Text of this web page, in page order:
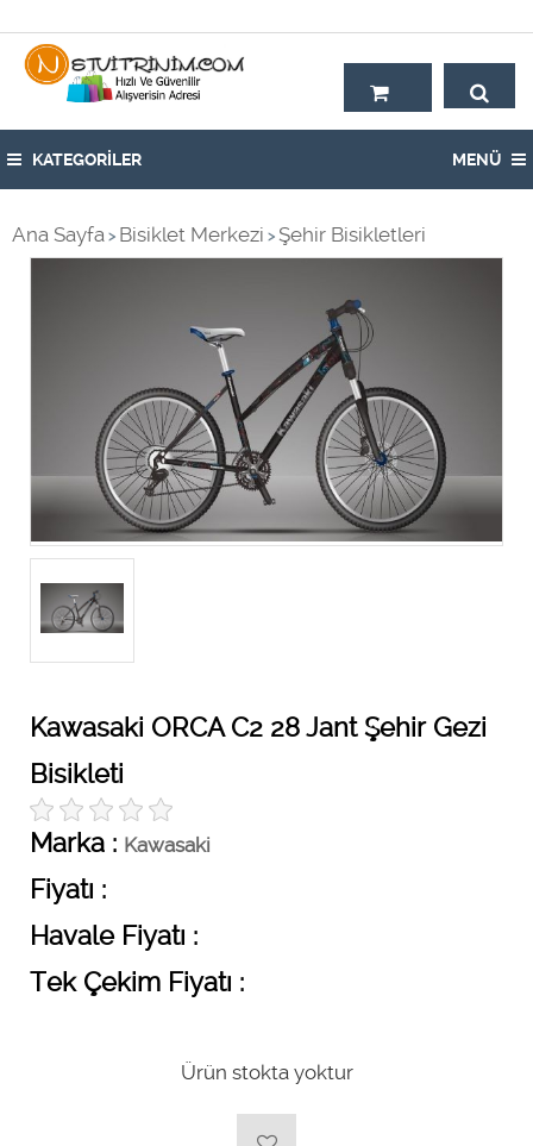
KATEGORİLER MENÜ
Ana Sayfa > Bisiklet Merkezi > Şehir Bisikletleri
Kawasaki ORCA C2 28 Jant Şehir Gezi
Bisikleti
Marka : Kawasaki
Fiyatı :
Havale Fiyatı :
Tek Çekim Fiyatı :
Ürün stokta yoktur